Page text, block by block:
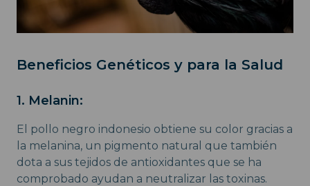
Beneficios Genéticos y para la Salud
1. Melanin:
El pollo negro indonesio obtiene su color gracias a
la melanina, un pigmento natural que también
dota a sus tejidos de antioxidantes que se ha
comprobado ayudan a neutralizar las toxinas.